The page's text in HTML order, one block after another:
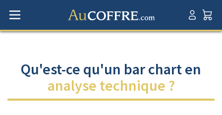
Qu'est-ce qu'un bar chart en
analyse technique ?